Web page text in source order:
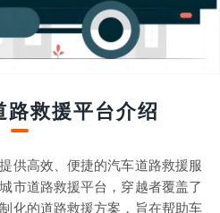
路救援平台介绍
供高效、便捷的汽车道路救援服
市道路救援平台，穿越者覆盖了
化的道路救援方案，旨在帮助车